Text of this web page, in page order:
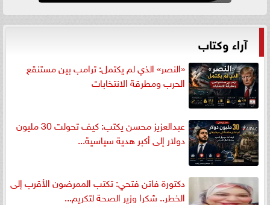
آراء وكتاب
«النصر» الذي لم يكتمل: ترامب بين مستنقع
الحرب ومطرقة الانتخابات
عبدالعزيز محسن يكتب: كيف تحولت 30 مليون
دولار إلى أكبر هدية سياسية...
دكتورة فاتن فتحي: تكتب الممرضون الأقرب إلى
الخطر.. شكرا وزير الصحة لتكريم...